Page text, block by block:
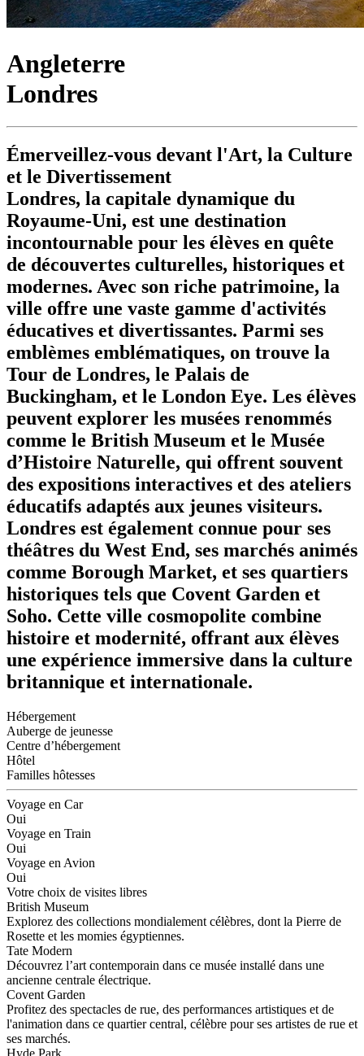
Angleterre
Londres
Émerveillez-vous devant l'Art, la Culture
et le Divertissement
Londres, la capitale dynamique du
Royaume-Uni, est une destination
incontournable pour les élèves en quête
de découvertes culturelles, historiques et
modernes. Avec son riche patrimoine, la
ville offre une vaste gamme d'activités
éducatives et divertissantes. Parmi ses
emblèmes emblématiques, on trouve la
Tour de Londres, le Palais de
Buckingham, et le London Eye. Les élèves
peuvent explorer les musées renommés
comme le British Museum et le Musée
d’Histoire Naturelle, qui offrent souvent
des expositions interactives et des ateliers
éducatifs adaptés aux jeunes visiteurs.
Londres est également connue pour ses
théâtres du West End, ses marchés animés
comme Borough Market, et ses quartiers
historiques tels que Covent Garden et
Soho. Cette ville cosmopolite combine
histoire et modernité, offrant aux élèves
une expérience immersive dans la culture
britannique et internationale.
Hébergement
Auberge de jeunesse
Centre d’hébergement
Hôtel
Familles hôtesses
Voyage en Car
Oui
Voyage en Train
Oui
Voyage en Avion
Oui
Votre choix de visites libres
British Museum
Explorez des collections mondialement célèbres, dont la Pierre de
Rosette et les momies égyptiennes.
Tate Modern
Découvrez l’art contemporain dans ce musée installé dans une
ancienne centrale électrique.
Covent Garden
Profitez des spectacles de rue, des performances artistiques et de
l'animation dans ce quartier central, célèbre pour ses artistes de rue et
ses marchés.